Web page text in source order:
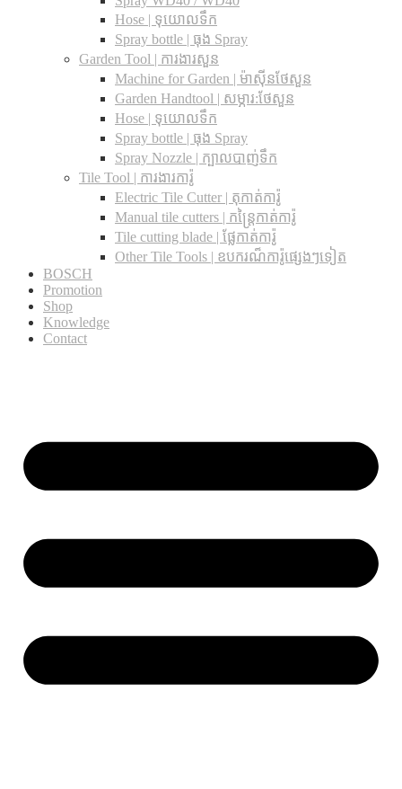
Hose | ទុយោលទឹក
Spray bottle | ធុង Spray
Garden Tool | ការងារសួន
Machine for Garden | ម៉ាស៊ីនថែសួន
Garden Handtool | សម្ភារ:ថែសួន
Hose | ទុយោលទឹក
Spray bottle | ធុង Spray
Spray Nozzle | ក្បាលបាញ់ទឹក
Tile Tool | ការងារការ៉ូ
Electric Tile Cutter | តុកាត់ការ៉ូ
Manual tile cutters | កន្ត្រៃកាត់ការ៉ូ
Tile cutting blade | ផ្លែកាត់ការ៉ូ
Other Tile Tools | ឧបករណ៏ការ៉ូផ្សេងៗទៀត
BOSCH
Promotion
Shop
Knowledge
Contact